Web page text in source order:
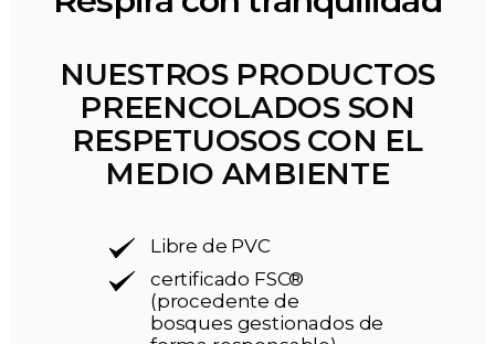
NUESTROS PRODUCTOS
PREENCOLADOS SON
RESPETUOSOS CON EL
MEDIO AMBIENTE
Libre de PVC
certificado FSC®
(procedente de
bosques gestionados de